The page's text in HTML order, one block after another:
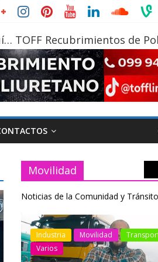
TOFF Recubrimientos de
Movilidad
Noticias de la Comunidad y Tránsito
Industria Movilidad
Varios